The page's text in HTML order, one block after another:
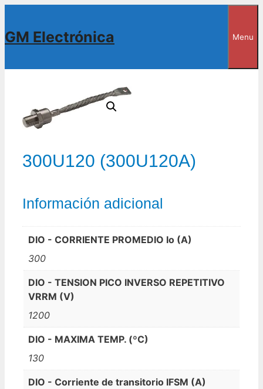
contenido
GM Electrónica Menu
300U120 (300U120A)
Información adicional
DIO - CORRIENTE PROMEDIO Io (A)
300
DIO - TENSION PICO INVERSO REPETITIVO
VRRM (V)
1200
DIO - MAXIMA TEMP. (ºC)
130
DIO - Corriente de transitorio IFSM (A)